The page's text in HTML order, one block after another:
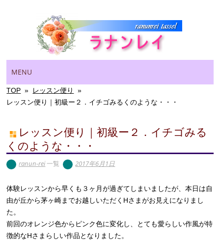
Main menu
to
content
MENU
TOP » レッスン便り
»
レッスン便り｜初級ー２．イチゴみるくのような・・・
レッスン便り｜初級ー２．イチゴみる
くのような・・・
ranun-rei一覧 2017年6月1日
体験レッスンから早くも３ヶ月が過ぎてしまいましたが、本日は自
由が丘から茅ヶ崎までお越しいただくHさまがお見えになりまし
た。
前回のオレンジ色からピンク色に変化し、とても愛らしい作風が特
徴的なHさまらしい作品となりました。